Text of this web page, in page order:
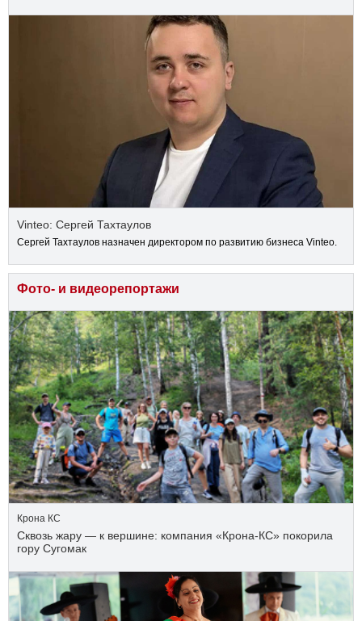
Vinteo: Сергей Тахтаулов
Сергей Тахтаулов назначен директором по развитию бизнеса Vinteo.
Фото- и видеорепортажи
Крона КС
Сквозь жару — к вершине: компания «Крона‑КС» покорила
гору Сугомак